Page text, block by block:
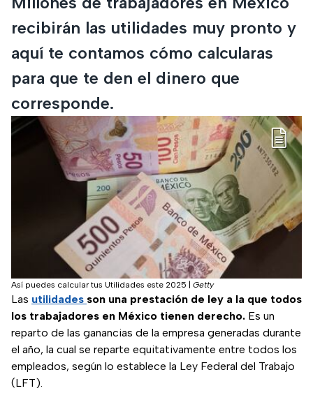
recibirán las utilidades muy pronto y
aquí te contamos cómo calcularas
para que te den el dinero que
corresponde.
Así puedes calcular tus Utilidades este 2025 Getty
Las utilidades son una prestación de ley a la que todos
los trabajadores en México tienen derecho. Es un
reparto de las ganancias de la empresa generadas durante
el año, la cual se reparte equitativamente entre todos los
empleados, según lo establece la Ley Federal del Trabajo
(LFT).